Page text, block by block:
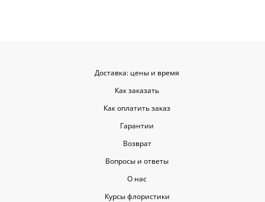
Доставка: цены и время
Как заказать
Как оплатить заказ
Гарантии
Возврат
Вопросы и ответы
О нас
Курсы флористики